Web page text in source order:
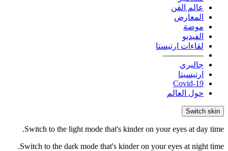
عالم الفن
المعارض
موضة
الفيديو
لقاءات ارتيستا
—————
جاليري
ارتيسيتا
Covid-19
حول العالم
Switch skin
Switch to the light mode that's kinder on your eyes at day time.
Switch to the dark mode that's kinder on your eyes at night time.